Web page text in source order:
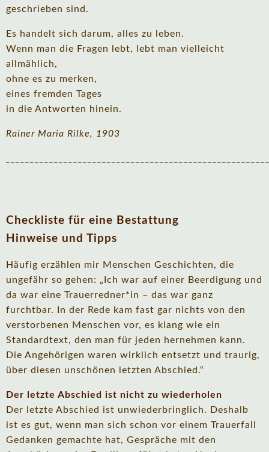
geschrieben sind.
Es handelt sich darum, alles zu leben.
Wenn man die Fragen lebt, lebt man vielleicht
allmählich,
ohne es zu merken,
eines fremden Tages
in die Antworten hinein.
Rainer Maria Rilke, 1903
Checkliste für eine Bestattung
Hinweise und Tipps
Häufig erzählen mir Menschen Geschichten, die
ungefähr so gehen: „Ich war auf einer Beerdigung und
da war eine Trauerredner*in – das war ganz
furchtbar. In der Rede kam fast gar nichts von den
verstorbenen Menschen vor, es klang wie ein
Standardtext, den man für jeden hernehmen kann.
Die Angehörigen waren wirklich entsetzt und traurig,
über diesen unschönen letzten Abschied.“
Der letzte Abschied ist nicht zu wiederholen
Der letzte Abschied ist unwiederbringlich. Deshalb
ist es gut, wenn man sich schon vor einem Trauerfall
Gedanken gemachte hat, Gespräche mit den